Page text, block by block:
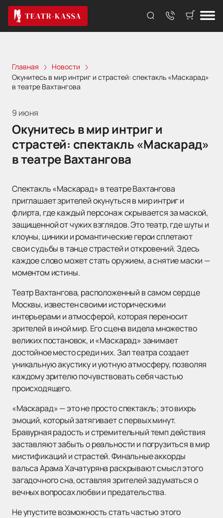
Главная
Новости
Окунитесь в мир интриг и страстей: спектакль «Маскарад»
в театре Вахтангова
9 июня
Окунитесь в мир интриг и
страстей: спектакль «Маскарад»
в театре Вахтангова
Спектакль «Маскарад» в театре Вахтангова
приглашает зрителей окунуться в мир интриг и
флирта, где каждый персонаж скрывается за маской,
защищенной от чужих взглядов. Это театр, где шуты и
клоуны, циники и романтические герои сплетают
свои судьбы в танце страстей и откровений. Здесь
каждое слово может стать оружием, а снятие маски —
моментом истины.
Театр Вахтангова, расположенный в самом сердце
Москвы, известен своими историческими
интерьерами и атмосферой, которая переносит
зрителей в иной мир. Его сцена видела множество
великих постановок, и «Маскарад» занимает
достойное место среди них. Зал театра создает
уникальную акустику и уютную атмосферу, позволяя
каждому зрителю почувствовать себя частью
происходящего.
«Маскарад» — это не просто спектакль; это вихрь
эмоций, который затягивает с первых минут.
Бравурная радость и стремительный темп действия
заставляют забыть о реальности и погрузиться в мир
мистификаций и страстей. Финальные аккорды
вальса Арама Хачатуряна раскрывают смысл этого
загадочного сна, оставляя зрителей задуматься о
вечных вопросах любви и предательства.
Не упустите возможность стать частью этого